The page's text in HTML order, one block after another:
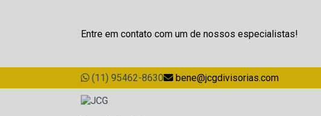
Entre em contato com um de nossos especialistas!
(11) 95462-8630 bene@jcgdivisorias.com